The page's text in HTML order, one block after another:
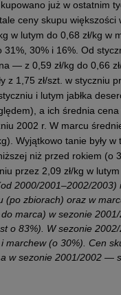
już w ostatnim
ceny skupu
w lutym do 0,68 zł/kg w
30% i 16%. Od
— z 0,59 zł/kg do 0,66
z 1,75 zł/szt. w styczniu
i lutym jabłka
a ich średnia
2002 r. W marcu
Wyjątkowo tanie były
niż przed rokiem (o
przez 2,09 zł/kg w
2000/2001–2002/
(po zbiorach) oraz w
marca) w sezonie
o 83%). W sezonie
marchew (o 30%). Cen
w sezonie 2001/2002 —